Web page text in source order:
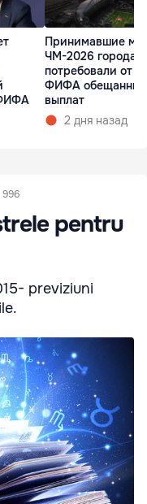
Принимавшие
ЧМ-2026 города
потребовали от
ФИФА обещанных
выплат
2 дня назад
996
pentru
previziuni